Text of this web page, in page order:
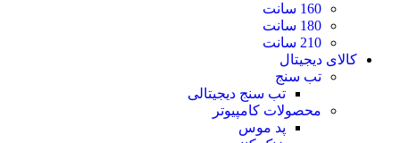
160 سانت
180 سانت
210 سانت
کالای دیجیتال
تب سنج
تب سنج دیجیتالی
محصولات کامپیوتر
پد موس